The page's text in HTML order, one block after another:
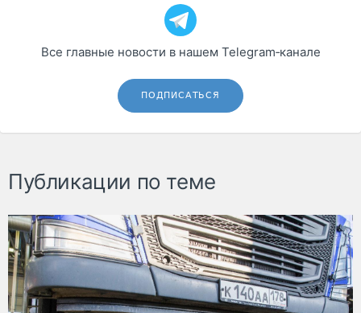
Все главные новости в нашем Telegram‑канале
ПОДПИСАТЬСЯ
Публикации по теме